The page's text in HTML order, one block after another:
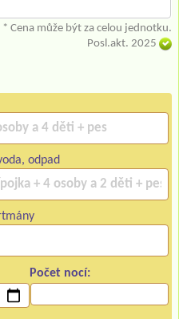
* Cena může být za celou jednotku.
Posl.akt. 2025
odpad
Počet nocí: